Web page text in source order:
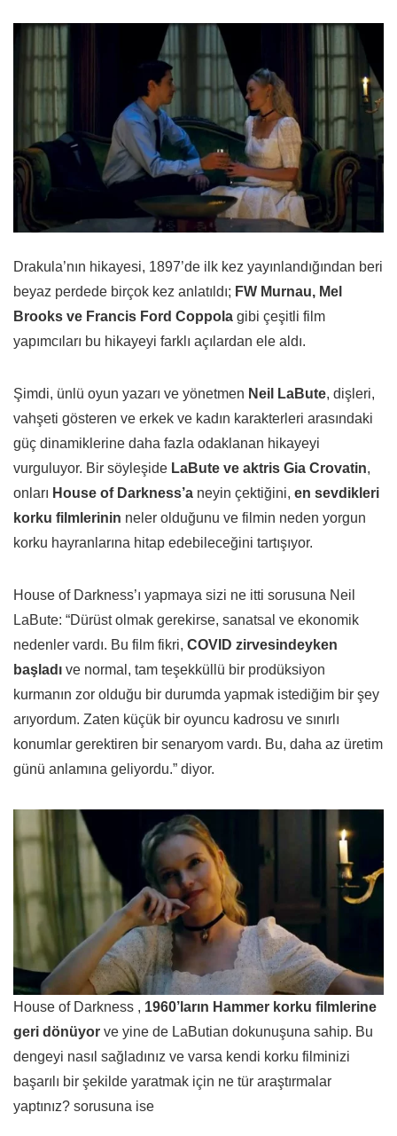
Drakula’nın hikayesi, 1897’de ilk kez yayınlandığından beri
beyaz perdede birçok kez anlatıldı; FW Murnau, Mel
Brooks ve Francis Ford Coppola gibi çeşitli film
yapımcıları bu hikayeyi farklı açılardan ele aldı.
Şimdi, ünlü oyun yazarı ve yönetmen Neil LaBute, dişleri,
vahşeti gösteren ve erkek ve kadın karakterleri arasındaki
güç dinamiklerine daha fazla odaklanan hikayeyi
vurguluyor. Bir söyleşide LaBute ve aktris Gia Crovatin,
onları House of Darkness’a neyin çektiğini, en sevdikleri
korku filmlerinin neler olduğunu ve filmin neden yorgun
korku hayranlarına hitap edebileceğini tartışıyor.
House of Darkness’ı yapmaya sizi ne itti sorusuna Neil
LaBute: “Dürüst olmak gerekirse, sanatsal ve ekonomik
nedenler vardı. Bu film fikri, COVID zirvesindeyken
başladı ve normal, tam teşekküllü bir prodüksiyon
kurmanın zor olduğu bir durumda yapmak istediğim bir şey
arıyordum. Zaten küçük bir oyuncu kadrosu ve sınırlı
konumlar gerektiren bir senaryom vardı. Bu, daha az üretim
günü anlamına geliyordu.” diyor.
House of Darkness , 1960’ların Hammer korku filmlerine
geri dönüyor ve yine de LaButian dokunuşuna sahip. Bu
dengeyi nasıl sağladınız ve varsa kendi korku filminizi
başarılı bir şekilde yaratmak için ne tür araştırmalar
yaptınız? sorusuna ise